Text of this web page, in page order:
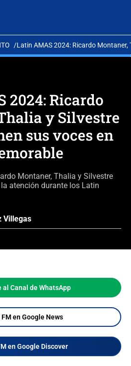
Latin AMAS 2024: Ricardo
2024: Ricardo
y Silvestre
sus voces en
Montaner, Thalia y Silvestre
atención durante los Latin
Villegas
al Canal de WhatsApp
FM en Google News
en Google Discover